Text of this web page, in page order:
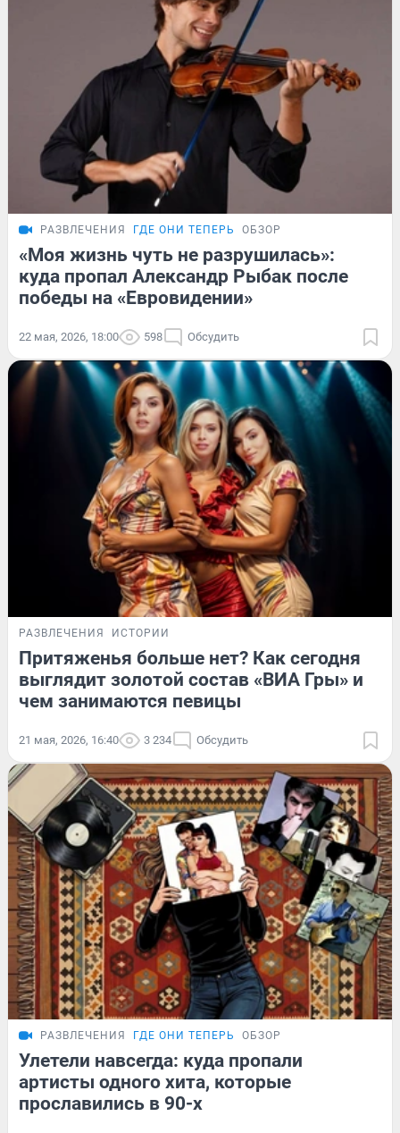
РАЗВЛЕЧЕНИЯ ГДЕ ОНИ ТЕПЕРЬ ОБЗОР
«Моя жизнь чуть не разрушилась»:
куда пропал Александр Рыбак после
победы на «Евровидении»
22 мая, 2026, 18:00 598 Обсудить
РАЗВЛЕЧЕНИЯ ИСТОРИИ
Притяженья больше нет? Как сегодня
выглядит золотой состав «ВИА Гры» и
чем занимаются певицы
21 мая, 2026, 16:40 3 234 Обсудить
РАЗВЛЕЧЕНИЯ ГДЕ ОНИ ТЕПЕРЬ ОБЗОР
Улетели навсегда: куда пропали
артисты одного хита, которые
прославились в 90-х